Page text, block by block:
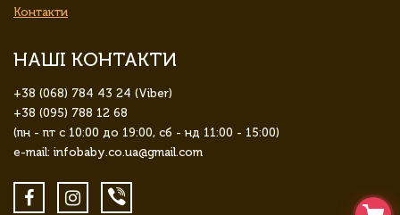
Контакти
НАШІ КОНТАКТИ
+38 (068) 784 43 24 (Viber)
+38 (095) 788 12 68
(пн - пт с 10:00 до 19:00, сб - нд 11:00 - 15:00)
e-mail: infobaby.co.ua@gmail.com